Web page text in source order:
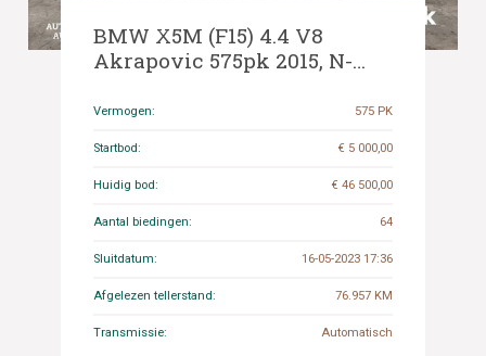
BMW X5M (F15) 4.4 V8
Akrapovic 575pk 2015, N-
Vermogen: 575 PK
Startbod: € 5 000,00
Huidig bod: € 46 500,00
Aantal biedingen: 64
Sluitdatum: 16-05-2023 17:36
Afgelezen tellerstand: 76.957 KM
Transmissie: Automatisch